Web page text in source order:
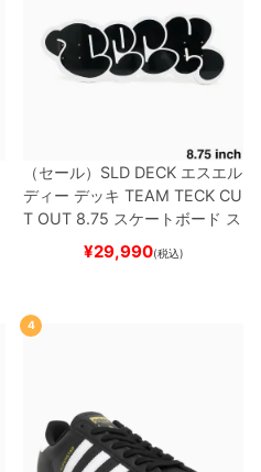
（セール） SLD DECK エスエル
ディー デッキ TEAM TECK CU
T OUT 8.75 スケートボード ス
¥29,990(税込)
4